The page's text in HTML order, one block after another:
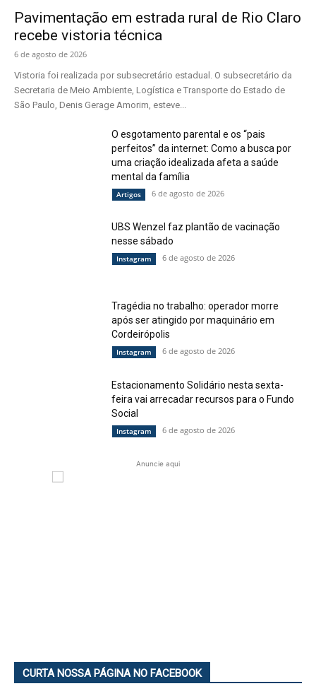
Pavimentação em estrada rural de Rio Claro
recebe vistoria técnica
6 de agosto de 2026
Vistoria foi realizada por subsecretário estadual. O subsecretário da
Secretaria de Meio Ambiente, Logística e Transporte do Estado de
São Paulo, Denis Gerage Amorim, esteve...
O esgotamento parental e os “pais
perfeitos” da internet: Como a busca por
uma criação idealizada afeta a saúde
mental da família
Artigos 6 de agosto de 2026
UBS Wenzel faz plantão de vacinação
nesse sábado
Instagram 6 de agosto de 2026
Tragédia no trabalho: operador morre
após ser atingido por maquinário em
Cordeirópolis
Instagram 6 de agosto de 2026
Estacionamento Solidário nesta sexta-
feira vai arrecadar recursos para o Fundo
Social
Instagram 6 de agosto de 2026
Anuncie aqui
CURTA NOSSA PÁGINA NO FACEBOOK